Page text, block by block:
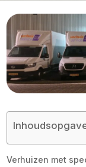
Verhuizen met